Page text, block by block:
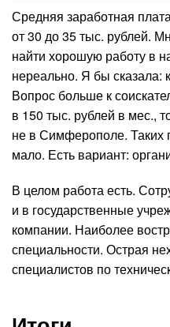
Средняя заработная
от 30 до 35 тыс. рублей.
найти хорошую работу в
нереально. Я бы сказала:
Вопрос больше к
в 150 тыс. рублей в мес.,
не в Симферополе. Таких
мало. Есть вариант:
В целом работа есть.
и в государственные
компании. Наиболее
специальности. Острая
специалистов по